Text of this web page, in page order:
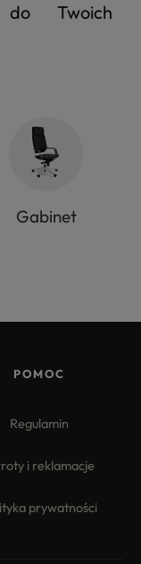
do Twoich
Gabinet
POMOC
Regulamin
i reklamacje
prywatności